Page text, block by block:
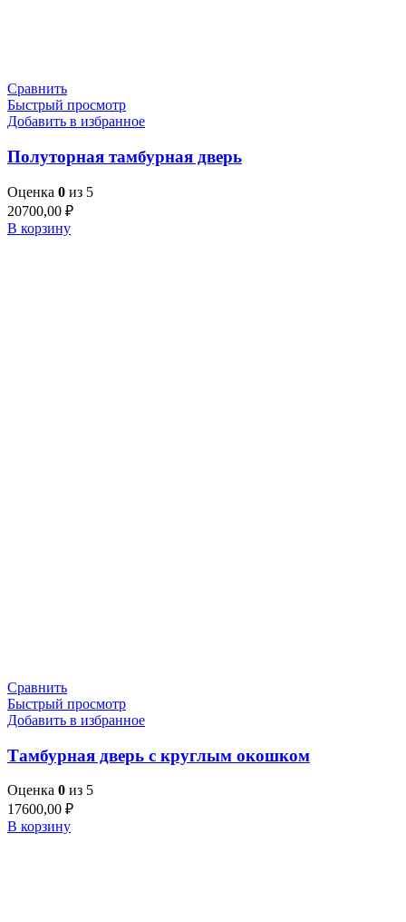
Сравнить
Быстрый просмотр
Добавить в избранное
Полуторная тамбурная дверь
Оценка 0 из 5
20700,00 ₽
В корзину
Сравнить
Быстрый просмотр
Добавить в избранное
Тамбурная дверь с круглым окошком
Оценка 0 из 5
17600,00 ₽
В корзину